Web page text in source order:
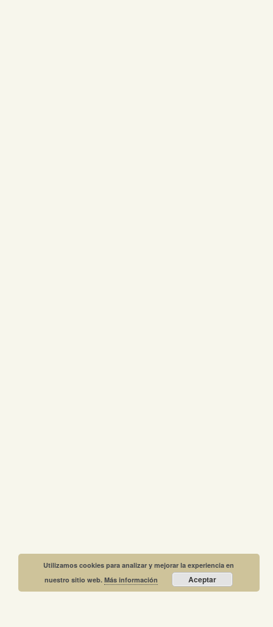
Utilizamos cookies para analizar y mejorar la experiencia en
nuestro sitio web.Más información Aceptar